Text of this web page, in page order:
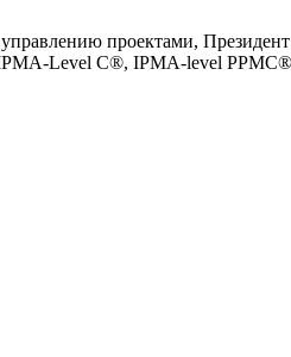
проектами,
IPMA-Level С®, IPMA-level